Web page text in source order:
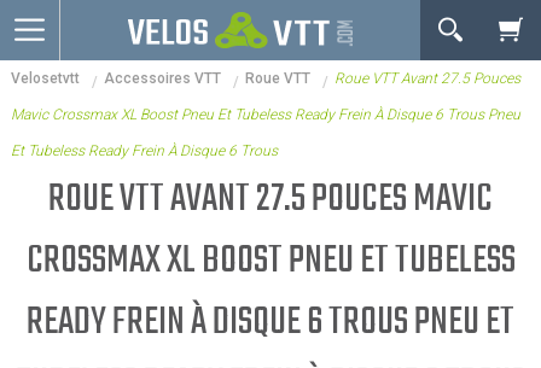
OK
Connexion / inscription
VTT
Vélos urbains & Fitness
Equipements de vélo
Votre Panier Est Désert
Velosetvtt Accessoires VTT Roue VTT Roue VTT Avant 27.5 Pouces
Mavic Crossmax XL Boost Pneu Et Tubeless Ready Frein À Disque 6 Trous Pneu
Et Tubeless Ready Frein À Disque 6 Trous
ROUE VTT AVANT 27.5 POUCES MAVIC
CROSSMAX XL BOOST PNEU ET TUBELESS
READY FREIN À DISQUE 6 TROUS PNEU ET